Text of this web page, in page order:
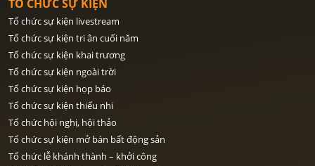
TỔ CHỨC SỰ KIỆN
Tổ chức sự kiện livestream
Tổ chức sự kiện tri ân cuối năm
Tổ chức sự kiện khai trương
Tổ chức sự kiện ngoài trời
Tổ chức sự kiện họp báo
Tổ chức sự kiện thiếu nhi
Tổ chức hội nghị, hội thảo
Tổ chức sự kiện mở bán bất động sản
Tổ chức lễ khánh thành – khởi công